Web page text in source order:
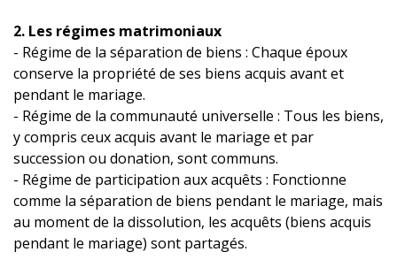
2. Les régimes matrimoniaux
- Régime de la séparation de biens : Chaque époux
conserve la propriété de ses biens acquis avant et
pendant le mariage.
- Régime de la communauté universelle : Tous les biens,
y compris ceux acquis avant le mariage et par
succession ou donation, sont communs.
- Régime de participation aux acquêts : Fonctionne
comme la séparation de biens pendant le mariage, mais
au moment de la dissolution, les acquêts (biens acquis
pendant le mariage) sont partagés.